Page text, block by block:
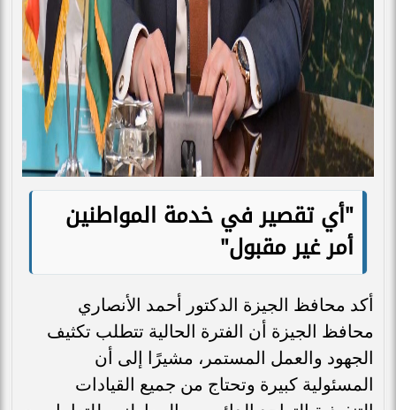
"أي تقصير في خدمة المواطنين
أمر غير مقبول"
أكد محافظ الجيزة الدكتور أحمد الأنصاري
محافظ الجيزة أن الفترة الحالية تتطلب تكثيف
الجهود والعمل المستمر، مشيرًا إلى أن
المسئولية كبيرة وتحتاج من جميع القيادات